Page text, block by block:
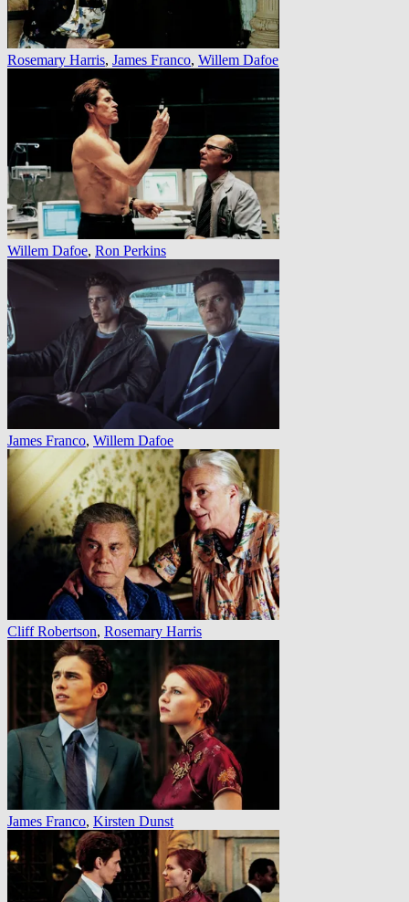
Rosemary Harris, James Franco, Willem Dafoe
Willem Dafoe, Ron Perkins
James Franco, Willem Dafoe
Cliff Robertson, Rosemary Harris
James Franco, Kirsten Dunst